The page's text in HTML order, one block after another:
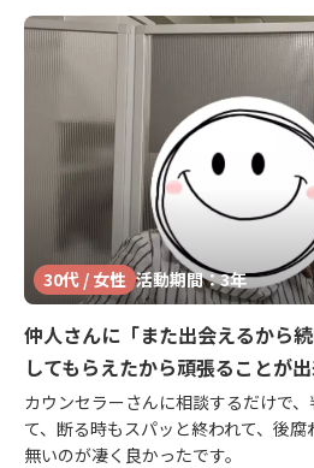
30代 / 女性 活動期間：3年
仲人さんに「また出会えるから
してもらえたから頑張ることが出
カウンセラーさんに相談するだけで
て、断る時もスパッと終われて、後
無いのが凄く良かったです。